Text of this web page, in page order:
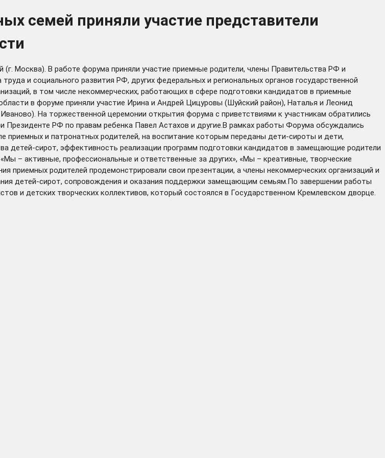
семей приняли участие представители
Москва). В работе форума приняли участие приемные родители, члены Правительства РФ и
и социального развития РФ, других федеральных и региональных органов государственной
в том числе некоммерческих, работающих в сфере подготовки кандидатов в приемные
в форуме приняли участие Ирина и Андрей Цицуровы (Шуйский район), Наталья и Леонид
На торжественной церемонии открытия форума с приветствиями к участникам обратились
РФ по правам ребенка Павел Астахов и другие.В рамках работы Форума обсуждались
приемных и патронатных родителей, на воспитание которым переданы дети-сироты и дети,
детей-сирот, эффективность реализации программ подготовки кандидатов в замещающие родители
– активные, профессиональные и ответственные за других», «Мы – креативные, творческие
родителей продемонстрировали свои презентации, а члены некоммерческих организаций и
детей-сирот, сопровождения и оказания поддержки замещающим семьям.По завершении работы
и детских творческих коллективов, который состоялся в Государственном Кремлевском дворце.